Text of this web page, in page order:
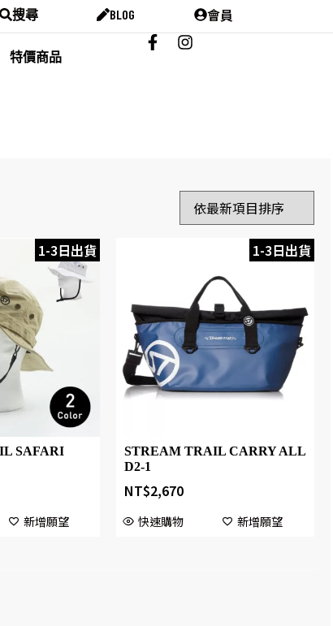
搜尋 BLOG 會員
特價商品
1-3日出貨
SAFARI
新增願望
1-3日出貨
STREAM TRAIL CARRY ALL
D2-1
NT$2,670
快速購物 新增願望